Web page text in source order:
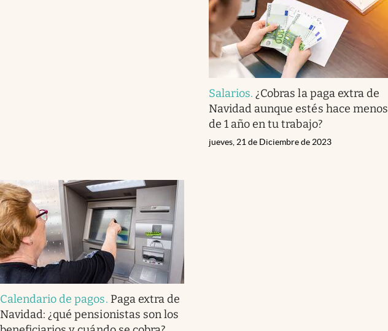
Salarios. ¿Cobras la paga extra de
Navidad aunque estés hace menos
de 1 año en tu trabajo?
jueves, 21 de Diciembre de 2023
Calendario de pagos. Paga extra de
Navidad: ¿qué pensionistas son los